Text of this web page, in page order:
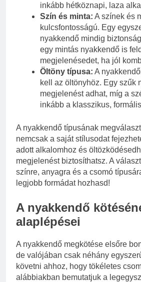
inkább hétköznapi, laza
Szín és minta: A színek és
kulcsfontosságú. Egy
nyakkendő mindig
egy mintás nyakkendő is
megjelenésedet, ha jól
Öltöny típusa: A
kell az öltönyhöz. Egy szűk
megjelenést adhat, míg a
inkább a klasszikus,
A nyakkendő típusának
nemcsak a saját stílusodat
adott alkalomhoz és
megjelenést biztosíthatsz. A
színre, anyagra és a csomó
legjobb formádat hozhasd!
A nyakkendő
alaplépései
A nyakkendő megkötése elsőre
de valójában csak néhány
követni ahhoz, hogy tökéletes
alábbiakban bemutatjuk a